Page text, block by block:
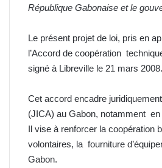
République Gabonaise et le
Le présent projet de loi, pris en
l’Accord de coopération
signé à Libreville le 21 mars 2008.
Cet accord encadre
(JICA) au Gabon, notamment
Il vise à renforcer la coopération
volontaires, la fourniture
Gabon.